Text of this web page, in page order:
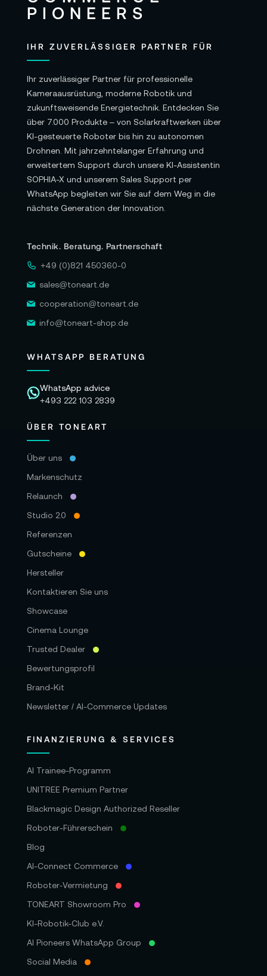
IHR ZUVERLÄSSIGER PARTNER FÜR
Ihr zuverlässiger Partner für professionelle
Kameraausrüstung, moderne Robotik und
zukunftsweisende Energietechnik. Entdecken Sie
über 7.000 Produkte – von Solarkraftwerken über
KI-gesteuerte Roboter bis hin zu autonomen
Drohnen. Mit jahrzehntelanger Erfahrung und
erweitertem Support durch unsere KI-Assistentin
SOPHIA-X und unserem Sales Support per
WhatsApp begleiten wir Sie auf dem Weg in die
nächste Generation der Innovation.
Technik. Beratung. Partnerschaft
+49 (0)821 450360-0
sales@toneart.de
cooperation@toneart.de
info@toneart-shop.de
WHATSAPP BERATUNG
WhatsApp advice
+493 222 103 2839
ÜBER TONEART
Über uns
Markenschutz
Relaunch
Studio 2.0
Referenzen
Gutscheine
Hersteller
Kontaktieren Sie uns
Showcase
Cinema Lounge
Trusted Dealer
Bewertungsprofil
Brand-Kit
Newsletter / AI-Commerce Updates
FINANZIERUNG & SERVICES
AI Trainee-Programm
UNITREE Premium Partner
Blackmagic Design Authorized Reseller
Roboter-Führerschein
Blog
AI-Connect Commerce
Roboter‑Vermietung
TONEART Showroom Pro
KI-Robotik-Club e.V.
AI Pioneers WhatsApp Group
Social Media